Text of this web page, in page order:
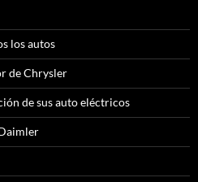
los autos
de Chrysler
de sus auto eléctricos